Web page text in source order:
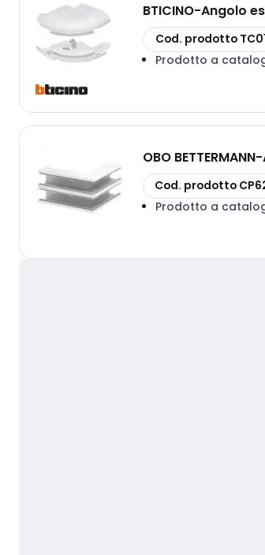
BTICINO-Angolo
copia
Cod. prodotto
Prodotto a
OBO BETTERMANN-
copia
Cod. prodotto
Prodotto a